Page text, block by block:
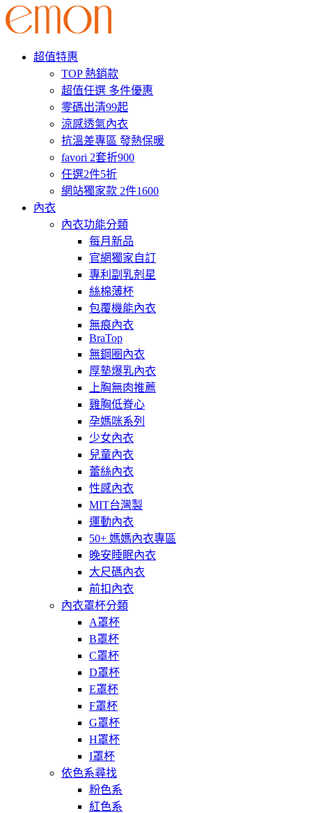
超值特惠
TOP 熱銷款
超值任選 多件優惠
零碼出清99起
涼感透氣內衣
抗溫差專區 發熱保暖
favori 2套折900
任選2件5折
網站獨家款 2件1600
內衣
內衣功能分類
每月新品
官網獨家自訂
專利副乳剋星
絲棉薄杯
包覆機能內衣
無痕內衣
BraTop
無鋼圈內衣
厚墊爆乳內衣
上胸無肉推薦
雞胸低脊心
孕媽咪系列
少女內衣
兒童內衣
蕾絲內衣
性感內衣
MIT台灣製
運動內衣
50+ 媽媽內衣專區
晚安睡眠內衣
大尺碼內衣
前扣內衣
內衣罩杯分類
A罩杯
B罩杯
C罩杯
D罩杯
E罩杯
F罩杯
G罩杯
H罩杯
I罩杯
依色系尋找
粉色系
紅色系